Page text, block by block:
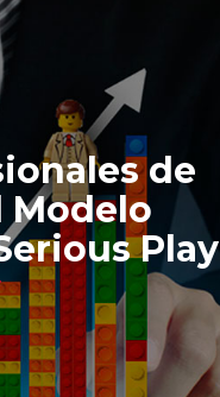
de
Modelo
Play